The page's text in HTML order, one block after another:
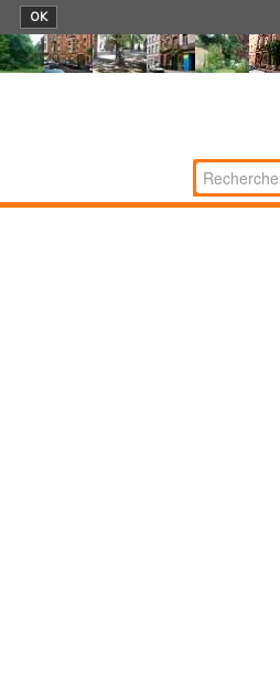
OK
Chercher par
Recherche